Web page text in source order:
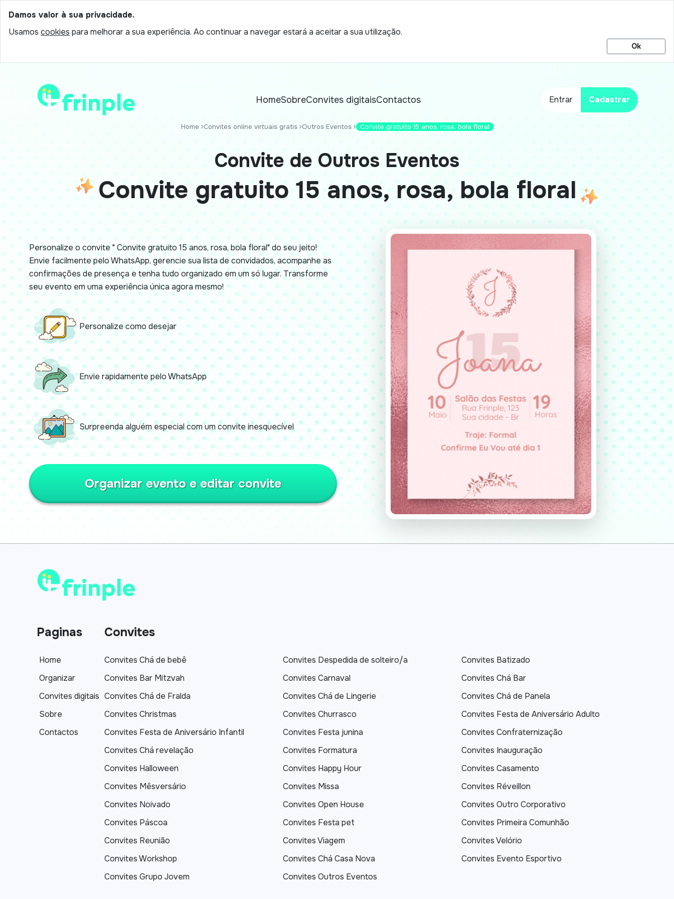
Damos valor à sua privacidade.
Usamos cookies para melhorar a sua experiência. Ao continuar a navegar estará a aceitar a sua utilização.
Ok
HomeSobreConvites digitaisContactos Entrar Cadastrar
Home Convites online virtuais gratis Outros Eventos Convite gratuito 15 anos, rosa, bola floral
Convite de Outros Eventos
Convite gratuito 15 anos, rosa, bola floral
Personalize o convite " Convite gratuito 15 anos, rosa, bola floral" do seu jeito!
Envie facilmente pelo WhatsApp, gerencie sua lista de convidados, acompanhe as
confirmações de presença e tenha tudo organizado em um só lugar. Transforme
seu evento em uma experiência única agora mesmo!
Personalize como desejar
Envie rapidamente pelo WhatsApp
Surpreenda alguém especial com um convite inesquecível
Organizar evento e editar convite
Paginas
Home
Organizar
Convites digitais
Sobre
Contactos
Convites
Convites Chá de bebê Convites Despedida de solteiro/a
Convites Batizado
Convites Bar Mitzvah
Convites Carnaval
Convites Chá Bar
Convites Chá de Fralda
Convites Chá de Lingerie
Convites Chá de Panela
Convites Christmas
Convites Churrasco
Convites Festa de Aniversário Adulto
Convites Festa de Aniversário Infantil
Convites Festa junina
Convites Confraternização
Convites Chá revelação
Convites Formatura
Convites Inauguração
Convites Halloween
Convites Happy Hour
Convites Casamento
Convites Mêsversário
Convites Missa
Convites Réveillon
Convites Noivado
Convites Open House
Convites Outro Corporativo
Convites Páscoa
Convites Festa pet
Convites Primeira Comunhão
Convites Reunião
Convites Viagem
Convites Velório
Convites Workshop
Convites Chá Casa Nova
Convites Evento Esportivo
Convites Grupo Jovem
Convites Outros Eventos